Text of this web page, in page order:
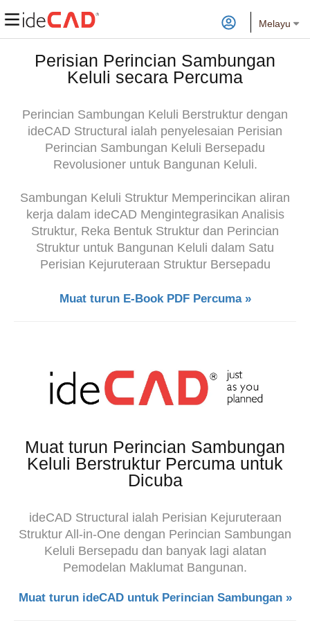
Melayu
Perisian Perincian Sambungan
Keluli secara Percuma
Perincian Sambungan Keluli Berstruktur dengan
ideCAD Structural ialah penyelesaian Perisian
Perincian Sambungan Keluli Bersepadu
Revolusioner untuk Bangunan Keluli.
Sambungan Keluli Struktur Memperincikan aliran
kerja dalam ideCAD Mengintegrasikan Analisis
Struktur, Reka Bentuk Struktur dan Perincian
Struktur untuk Bangunan Keluli dalam Satu
Perisian Kejuruteraan Struktur Bersepadu
Muat turun E-Book PDF Percuma »
Muat turun Perincian Sambungan
Keluli Berstruktur Percuma untuk
Dicuba
ideCAD Structural ialah Perisian Kejuruteraan
Struktur All-in-One dengan Perincian Sambungan
Keluli Bersepadu dan banyak lagi alatan
Pemodelan Maklumat Bangunan.
Muat turun ideCAD untuk Perincian Sambungan »